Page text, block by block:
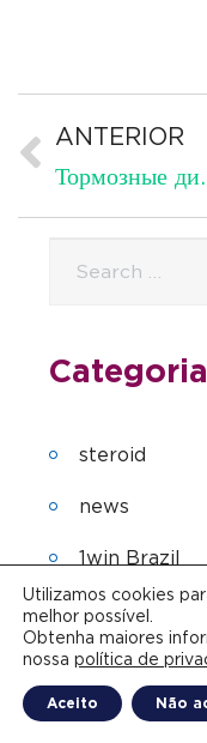
ANTERIOR
Тормозные диски с насечками и
steroid
news
1win Brazil
Mostbet
FinTech
bet10
Utilizamos cookies
melhor possível.
Obtenha maiores
nossa política de
Aceito Não